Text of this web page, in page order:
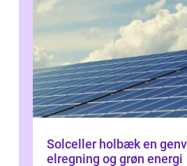
Solceller holbæk en genvej til lavere
elregning og grøn energi